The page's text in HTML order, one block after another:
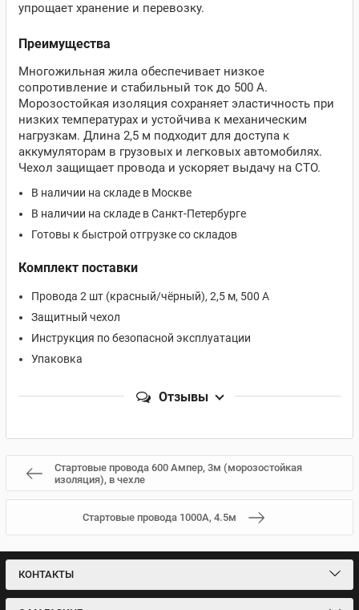
упрощает хранение и перевозку.
Преимущества
Многожильная жила обеспечивает низкое
сопротивление и стабильный ток до 500 A.
Морозостойкая изоляция сохраняет эластичность при
низких температурах и устойчива к механическим
нагрузкам. Длина 2,5 м подходит для доступа к
аккумуляторам в грузовых и легковых автомобилях.
Чехол защищает провода и ускоряет выдачу на СТО.
В наличии на складе в Москве
В наличии на складе в Санкт-Петербурге
Готовы к быстрой отгрузке со складов
Комплект поставки
Провода 2 шт (красный/чёрный), 2,5 м, 500 A
Защитный чехол
Инструкция по безопасной эксплуатации
Упаковка
Отзывы
Стартовые провода 600 Aмпер, 3м (морозостойкая
изоляция), в чехле
Стартовые провода 1000А, 4.5м
КОНТАКТЫ